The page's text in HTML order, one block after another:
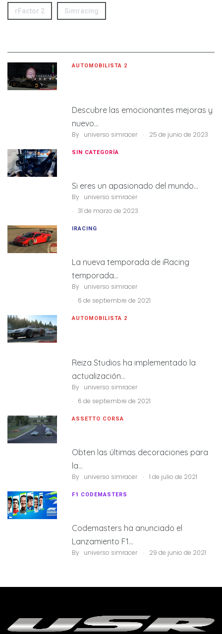
rFactor 2 Simracing
AUTOMOBILISTA 2
Descubre las emocionantes mejoras y
nuevo…
By universo simracer . 25 de junio de 2023
SIN CATEGORÍA
Si eres un apasionado del mundo…
By universo simracer
.
31 de marzo de 2023
IRACING
La nueva temporada de iRacing
temporada…
By universo simracer
.
6 de septiembre de 2021
AUTOMOBILISTA 2
Reiza Studios ha implementado la
actualización…
By universo simracer
.
6 de septiembre de 2021
ASSETTO CORSA
Obten las últimas decoraciones para
la…
By universo simracer . 1 de julio de 2021
F1 CODEMASTERS
Codemasters ha anunciado el
Lanzamiento F1…
By universo simracer . 29 de junio de 2021